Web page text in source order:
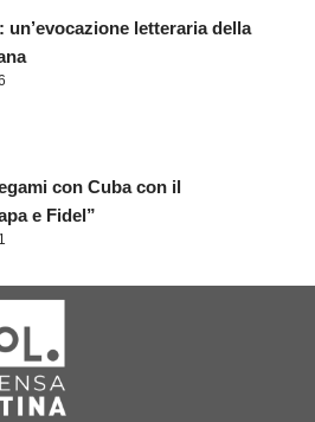
letteraria della
con Cuba con il
e Fidel”